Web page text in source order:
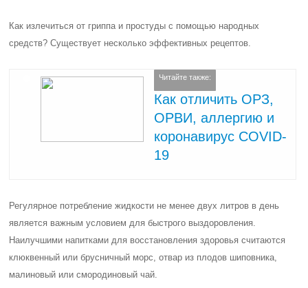
Как излечиться от гриппа и простуды с помощью народных
средств? Существует несколько эффективных рецептов.
Читайте также:
Как отличить ОРЗ,
ОРВИ, аллергию и
коронавирус COVID-
19
Регулярное потребление жидкости не менее двух литров в день
является важным условием для быстрого выздоровления.
Наилучшими напитками для восстановления здоровья считаются
клюквенный или брусничный морс, отвар из плодов шиповника,
малиновый или смородиновый чай.